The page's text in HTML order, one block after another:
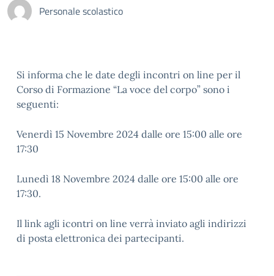
Personale scolastico
Si informa che le date degli incontri on line per il
Corso di Formazione “La voce del corpo” sono i
seguenti:
Venerdì 15 Novembre 2024 dalle ore 15:00 alle ore
17:30
Lunedì 18 Novembre 2024 dalle ore 15:00 alle ore
17:30.
Il link agli icontri on line verrà inviato agli indirizzi
di posta elettronica dei partecipanti.